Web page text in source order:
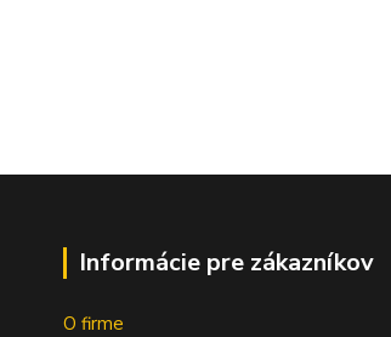
Informácie pre zákazníkov
O firme